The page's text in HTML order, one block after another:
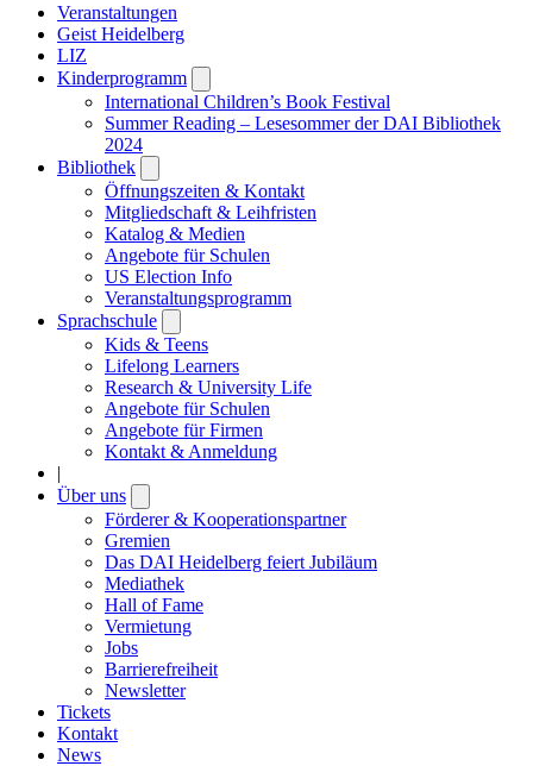
Veranstaltungen
Geist Heidelberg
LIZ
Kinderprogramm
submenu
International Children’s Book Festival
Summer Reading – Lesesommer der DAI Bibliothek
2024
Bibliothek
submenu
Öffnungszeiten & Kontakt
Mitgliedschaft & Leihfristen
Katalog & Medien
Angebote für Schulen
US Election Info
Veranstaltungsprogramm
Sprachschule
submenu
Kids & Teens
Lifelong Learners
Research & University Life
Angebote für Schulen
Angebote für Firmen
Kontakt & Anmeldung
|
Über uns
submenu
Förderer & Kooperationspartner
Gremien
Das DAI Heidelberg feiert Jubiläum
Mediathek
Hall of Fame
Vermietung
Jobs
Barrierefreiheit
Newsletter
Tickets
Kontakt
News